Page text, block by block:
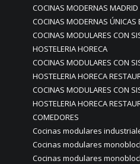
COCINAS MODERNAS
COCINAS MODERNAS ÚNICAS
COCINAS MODULARES CON
HOSTELERIA HORECA
COCINAS MODULARES CON
HOSTELERIA HORECA
COCINAS MODULARES CON
HOSTELERIA HORECA
COMEDORES
Cocinas modulares
Cocinas modulares
Cocinas modulares